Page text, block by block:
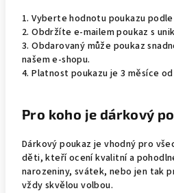
1. Vyberte hodnotu poukazu
2. Obdržíte e-mailem poukaz s
3. Obdarovaný může poukaz
našem e-shopu.
4. Platnost poukazu je 3 měsíce
Pro koho je dárkový
Dárkový poukaz je vhodný pro
děti, kteří ocení kvalitní a
narozeniny, svátek, nebo jen tak
vždy skvělou volbou.